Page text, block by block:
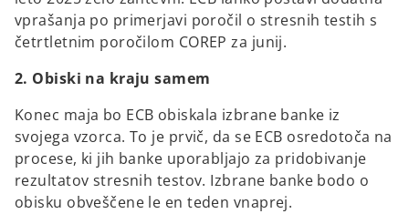
vprašanja po primerjavi poročil o stresnih testih s
četrtletnim poročilom COREP za junij.
2. Obiski na kraju samem
Konec maja bo ECB obiskala izbrane banke iz
svojega vzorca. To je prvič, da se ECB osredotoča na
procese, ki jih banke uporabljajo za pridobivanje
rezultatov stresnih testov. Izbrane banke bodo o
obisku obveščene le en teden vnaprej.